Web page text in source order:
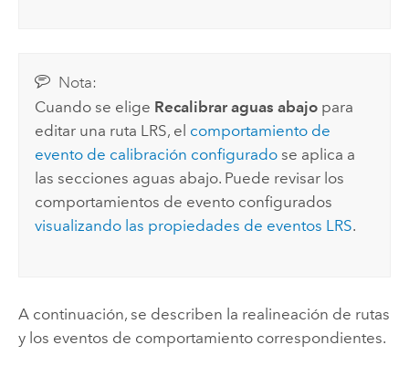
Nota:
Cuando se elige Recalibrar aguas abajo para
editar una ruta LRS, el comportamiento de
evento de calibración configurado se aplica a
las secciones aguas abajo. Puede revisar los
comportamientos de evento configurados
visualizando las propiedades de eventos LRS.
A continuación, se describen la realineación de rutas
y los eventos de comportamiento correspondientes.